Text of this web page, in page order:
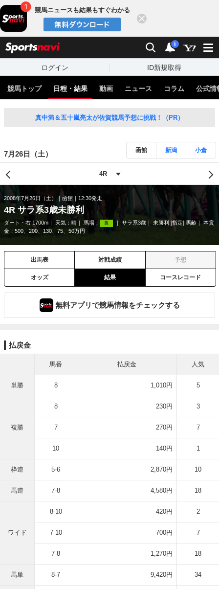
競馬ニュースも結果もすぐわかる
検索 通知
i
ログイン ID新規取得
競馬トップ 日程・結果 動画 ニュース コラム 公式情
真中満＆五十嵐亮太が佐賀競馬予想に挑戦！（PR）
7月26日（土） 函館 新潟 小倉
2008年7月26日（土） 函館 12:30発走
4R サラ系3歳未勝利
ダート・右 1700m 天気： 晴 馬場： 良 サラ系3歳 未勝利 [指定] 馬齢
本賞
金：500、200、130、75、50万円
出馬表 対戦成績 予想
オッズ 結果 コースレコード
無料アプリで競馬情報をチェックする
払戻金
馬番 払戻金 人気
単勝 8 1,010円 5
複勝
8 230円 3
7 270円 7
10 140円 1
枠連 5-6 2,870円 10
馬連 7-8 4,580円 18
ワイド
8-10 420円 2
7-10 700円 7
7-8 1,270円 18
馬単 8-7 9,420円 34